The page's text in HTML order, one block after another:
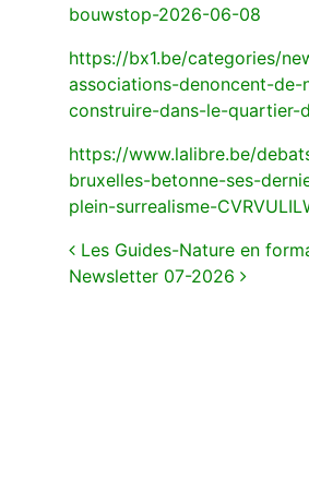
bouwstop-2026-06-08
https://bx1.be/categories/
associations-denoncent-
construire-dans-le-quartier-
https://www.lalibre.be/
bruxelles-betonne-ses-
plein-surrealisme-
Navigation
Les Guides-Nature en
Newsletter 07-2026